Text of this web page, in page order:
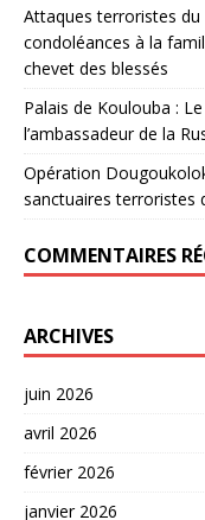
Attaques terroristes du
condoléances à la
chevet des blessés
Palais de Koulouba :
l’ambassadeur de la
Opération
sanctuaires terroristes
COMMENTAIRES
ARCHIVES
juin 2026
avril 2026
février 2026
janvier 2026